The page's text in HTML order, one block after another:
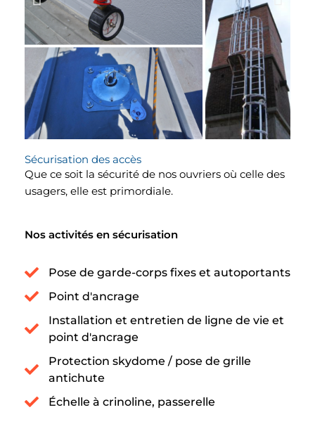
Sécurisation des accès
Que ce soit la sécurité de nos ouvriers où celle des
usagers, elle est primordiale.
Nos activités en sécurisation
Pose de garde-corps fixes et autoportants
Point d'ancrage
Installation et entretien de ligne de vie et
point d'ancrage
Protection skydome / pose de grille
antichute
Échelle à crinoline, passerelle